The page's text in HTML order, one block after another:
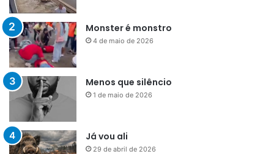
Monster é monstro
4 de maio de 2026
Menos que silêncio
1 de maio de 2026
Já vou ali
29 de abril de 2026